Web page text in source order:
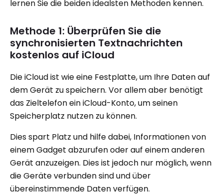
lernen Sie die beiden idealsten Methoden kennen.
Methode 1: Überprüfen Sie die
synchronisierten Textnachrichten
kostenlos auf iCloud
Die iCloud ist wie eine Festplatte, um Ihre Daten auf
dem Gerät zu speichern. Vor allem aber benötigt
das Zieltelefon ein iCloud-Konto, um seinen
Speicherplatz nutzen zu können.
Dies spart Platz und hilfe dabei, Informationen von
einem Gadget abzurufen oder auf einem anderen
Gerät anzuzeigen. Dies ist jedoch nur möglich, wenn
die Geräte verbunden sind und über
übereinstimmende Daten verfügen.